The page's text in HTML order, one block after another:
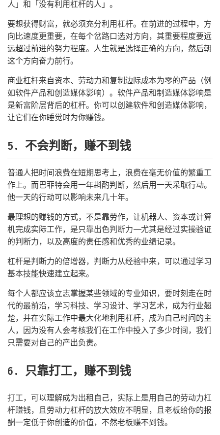
人」和「没有利用杠杆的人」。
要想获得财富，就必须充分利用杠杆。在前进的过程中，方
向比速度更重要，在每个岔路口选对方向，其重要程度要远
远超过前进的努力程度。人生就是选择正确的方向，然后朝
这个方向奋力前行。
商业杠杆来自资本、劳动力和复制边际成本为零的产品（例
如软件产品和创造媒体影响）。软件产品和制造媒体影响是
是新富阶层背后的杠杆。你可以创建软件和创造媒体影响，
让它们在你睡觉时为你赚钱。
5. 不会判断，赚不到钱
普通人把时间浪费在短期思考上，浪费在毫无价值的繁重工
作上。而巴菲特会用一年斟酌判断，然后用一天采取行动。
他一天的行动可以影响未来几十年。
最理想的赚钱的方式，不是靠劳作，让机器人、资本或计算
机完成实际工作，是只靠出色判断力——尤其是经过实操验证
的判断力，以及高度的责任感和优秀的业绩记录。
杠杆是判断力的倍增器，判断力从经验中来，可以通过学习
基本技能快速建立起来。
每个人都应该立志掌握某些领域的专业知识，要时刻走在时
代的最前沿，学习科技、学习设计、学习艺术，成为行业翘
楚，并在实际工作中最大化地利用杠杆，成为自己时间的主
人，因为没有人会考核我们在工作中投入了多少时间，我们
只需要对自己的产出负责。
6. 只靠打工，赚不到钱
打工，可以理解成为出租自己，实际上是用自己的劳动力杠
杆赚钱，且劳动力杠杆的放大效应不明显，且老板给你的报
酬一定低于你创造的价值，不然老板赚不到钱。